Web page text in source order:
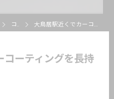
コラム 大鳥居駅近くでカーコーティングを長持ちさせる秘訣
コーティングを長持